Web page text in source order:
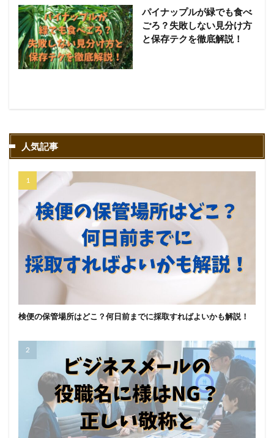
パイナップルが緑でも食べ
ごろ？失敗しない見分け方
と保存テクを徹底解説！
人気記事
検便の保管場所はどこ？何日前までに採取すればよいかも解説！